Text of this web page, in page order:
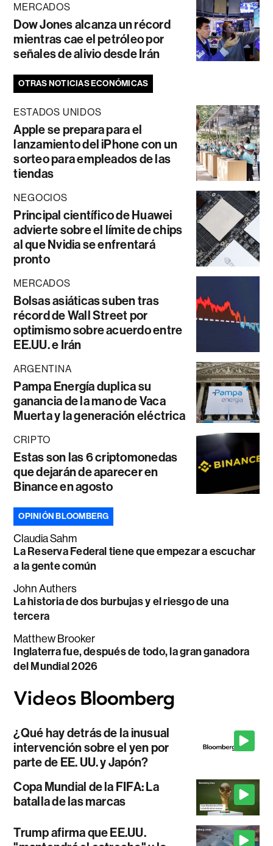
MERCADOS
Dow Jones alcanza un récord
mientras cae el petróleo por
señales de alivio desde Irán
OTRAS NOTICIAS ECONÓMICAS
ESTADOS UNIDOS
Apple se prepara para el
lanzamiento del iPhone con un
sorteo para empleados de las
tiendas
NEGOCIOS
Principal científico de Huawei
advierte sobre el límite de chips
al que Nvidia se enfrentará
pronto
MERCADOS
Bolsas asiáticas suben tras
récord de Wall Street por
optimismo sobre acuerdo entre
EE.UU. e Irán
ARGENTINA
Pampa Energía duplica su
ganancia de la mano de Vaca
Muerta y la generación eléctrica
CRIPTO
Estas son las 6 criptomonedas
que dejarán de aparecer en
Binance en agosto
OPINIÓN BLOOMBERG
Claudia Sahm
La Reserva Federal tiene que empezar a escuchar
a la gente común
John Authers
La historia de dos burbujas y el riesgo de una
tercera
Matthew Brooker
Inglaterra fue, después de todo, la gran ganadora
del Mundial 2026
¿Qué hay detrás de la inusual
intervención sobre el yen por
parte de EE. UU. y Japón?
Copa Mundial de la FIFA: La
batalla de las marcas
Trump afirma que EE.UU.